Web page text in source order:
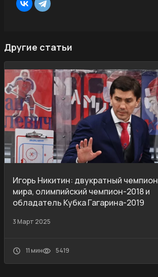
Другие статьи
Игорь Никитин: двукратный чемпион
мира, олимпийский чемпион-2018 и
обладатель Кубка Гагарина-2019
3 Март 2025
11 мин 5419